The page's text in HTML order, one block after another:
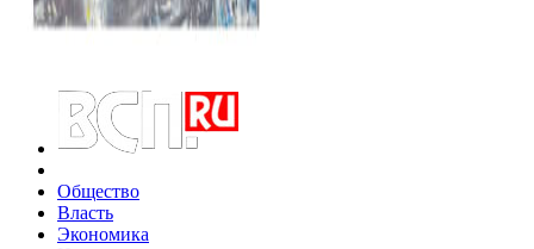
Общество
Власть
Экономика